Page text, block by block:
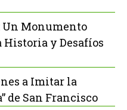
Un Monumento
Historia y Desafíos
a Imitar la
de San Francisco